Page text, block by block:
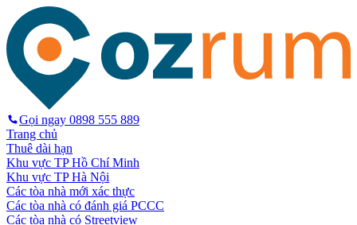
Gọi ngay 0898 555 889
Trang chủ
Thuê dài hạn
Khu vực TP Hồ Chí Minh
Khu vực TP Hà Nội
Các tòa nhà mới xác thực
Các tòa nhà có đánh giá PCCC
Các tòa nhà có Streetview